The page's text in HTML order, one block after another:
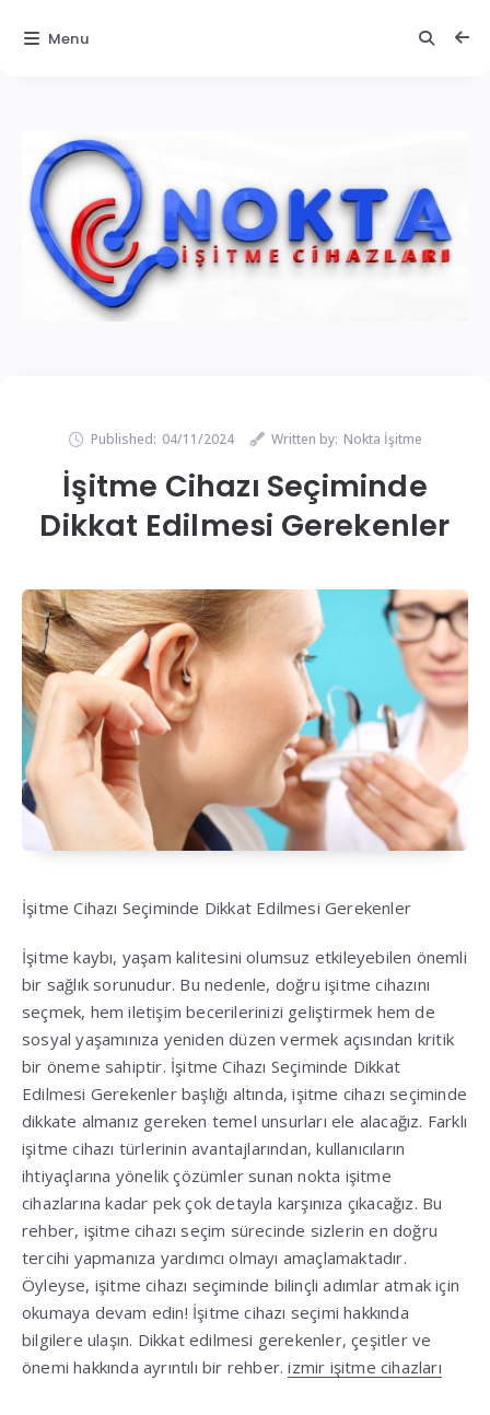
Published: 04/11/2024 Written by: Nokta İşitme
İşitme Cihazı Seçiminde
Dikkat Edilmesi Gerekenler
İşitme Cihazı Seçiminde Dikkat Edilmesi Gerekenler
İşitme kaybı, yaşam kalitesini olumsuz etkileyebilen önemli
bir sağlık sorunudur. Bu nedenle, doğru işitme cihazını
seçmek, hem iletişim becerilerinizi geliştirmek hem de
sosyal yaşamınıza yeniden düzen vermek açısından kritik
bir öneme sahiptir. İşitme Cihazı Seçiminde Dikkat
Edilmesi Gerekenler başlığı altında, işitme cihazı seçiminde
dikkate almanız gereken temel unsurları ele alacağız. Farklı
işitme cihazı türlerinin avantajlarından, kullanıcıların
ihtiyaçlarına yönelik çözümler sunan nokta işitme
cihazlarına kadar pek çok detayla karşınıza çıkacağız. Bu
rehber, işitme cihazı seçim sürecinde sizlerin en doğru
tercihi yapmanıza yardımcı olmayı amaçlamaktadır.
Öyleyse, işitme cihazı seçiminde bilinçli adımlar atmak için
okumaya devam edin! İşitme cihazı seçimi hakkında
bilgilere ulaşın. Dikkat edilmesi gerekenler, çeşitler ve
önemi hakkında ayrıntılı bir rehber.izmir işitme cihazları
Menu